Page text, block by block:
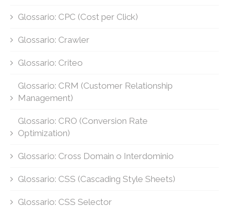
Glossario: CPC (Cost per Click)
Glossario: Crawler
Glossario: Criteo
Glossario: CRM (Customer Relationship
Management)
Glossario: CRO (Conversion Rate
Optimization)
Glossario: Cross Domain o Interdominio
Glossario: CSS (Cascading Style Sheets)
Glossario: CSS Selector